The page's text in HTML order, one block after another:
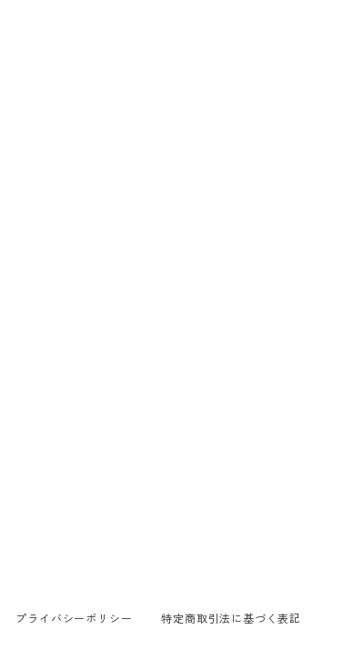
プライバシーポリシー 特定商取引法に基づく表記